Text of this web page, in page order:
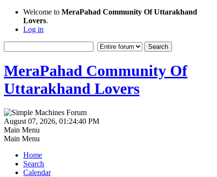
Welcome to MeraPahad Community Of Uttarakhand
Lovers.
Log in
MeraPahad Community Of
Uttarakhand Lovers
August 07, 2026, 01:24:40 PM
Main Menu
Main Menu
Home
Search
Calendar